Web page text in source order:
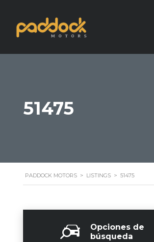
51475
PADDOCK MOTORS > LISTINGS > 51475
Opciones de
búsqueda